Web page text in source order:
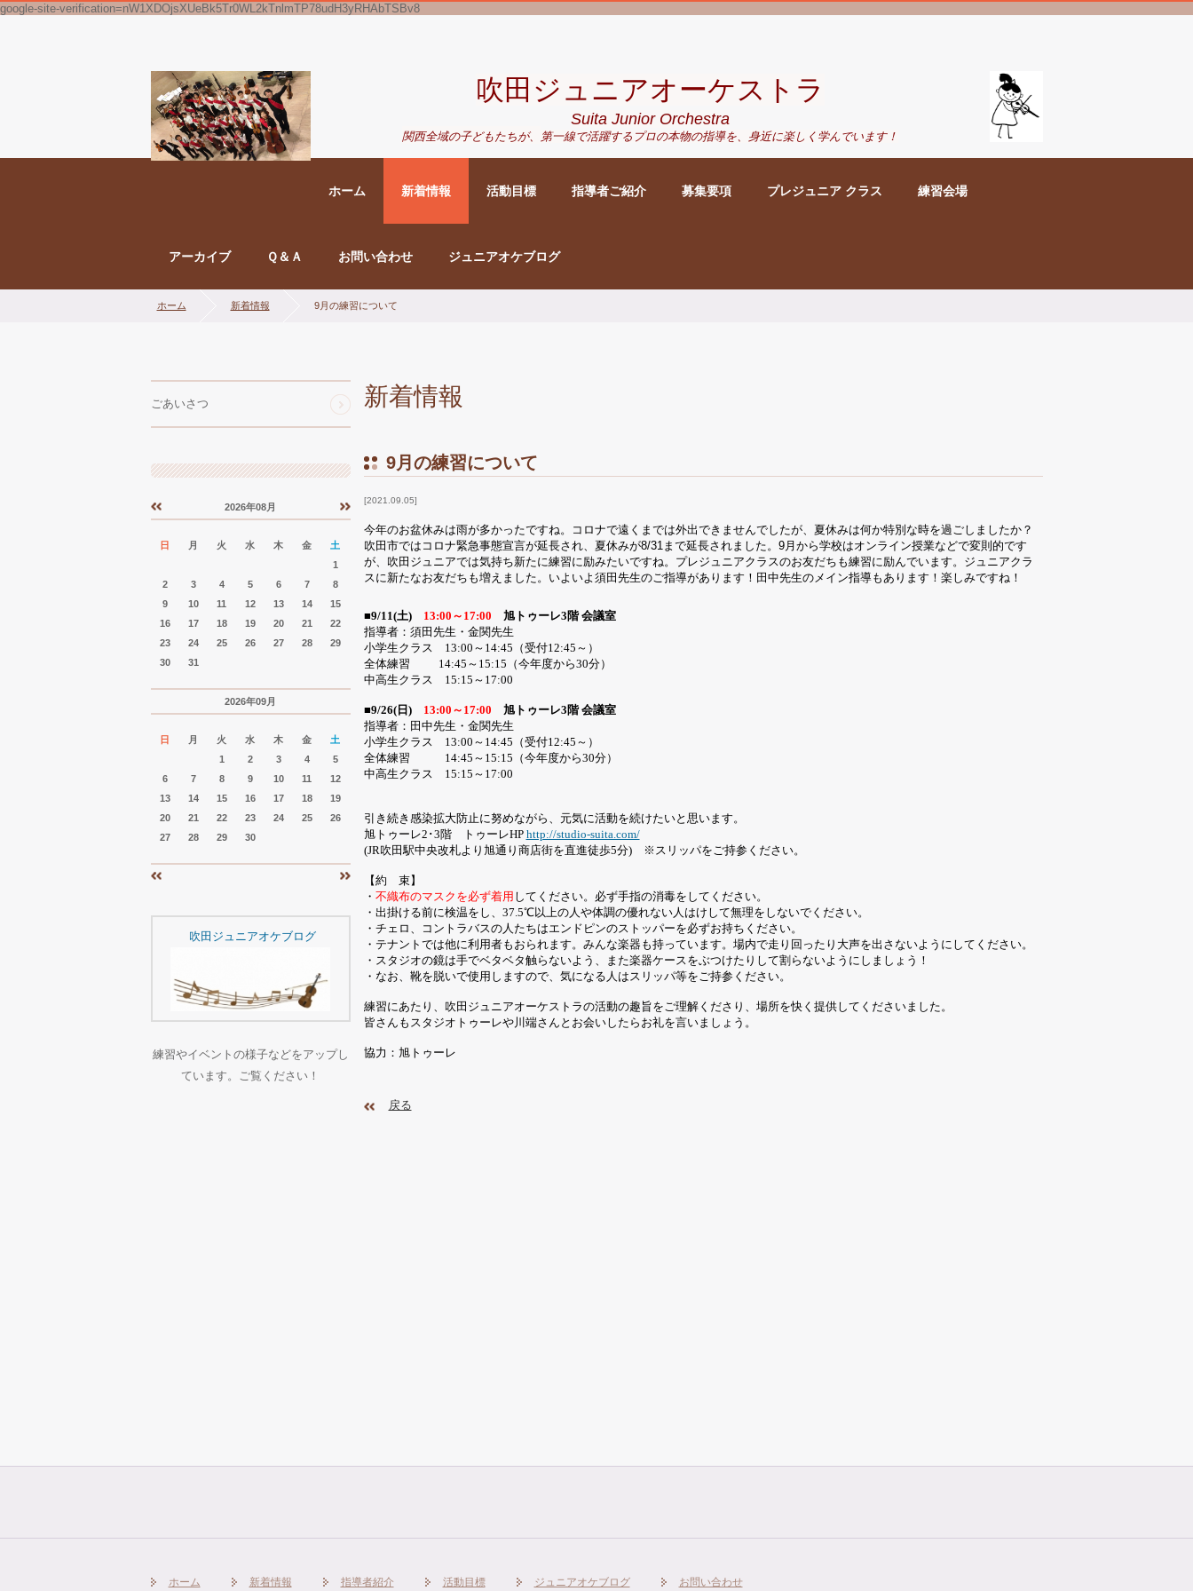
google-site-verification=nW1XDOjsXUeBk5Tr0WL2kTnlmTP78udH3yRHAbTSBv8
吹田ジュニアオーケストラ
Suita Junior Orchestra
関西全域の子どもたちが、 第一線で活躍するプロの本物の指導を、身近に楽しく学んでいます！
ホーム 新着情報 活動目標 指導者ご紹介 募集要項 プレジュニア クラス 練習会場
アーカイブ Ｑ＆Ａ お問い合わせ ジュニアオケブログ
ホーム 新着情報 9月の練習について
新着情報
2021.09.05
9月の練習について
今年のお盆休みは雨が多かったですね。コロナで遠くまでは外出できませんでしたが、夏休みは何か特別な時を過ごしましたか？
吹田市ではコロナ緊急事態宣言が延長され、夏休みが8/31まで延長されました。9月から学校はオンライン授業などで変則的です
が、吹田ジュニアでは気持ち新たに練習に励みたいですね。プレジュニアクラスのお友だちも練習に励んでいます。ジュニアクラ
スに新たなお友だちも増えました。いよいよ須田先生のご指導があります！田中先生のメイン指導もあります！楽しみですね！
■9/11(土) 13:00 ～ 17:00 旭トゥーレ3 階 会議室
指導者：須田先生・金関先生
小学生クラス 13:00 ～ 14:45 （受付12:45 ～）
全体練習 14:45 ～ 15:15 （今年度から30分）
中高生クラス 15:15 ～ 17:00
■9/26(日 ) 13:00 ～ 17:00 旭トゥーレ3 階 会議室
指導者：田中先生・金関先生
小学生クラス 13:00 ～ 14:45 （受付12:45 ～）
全体練習 14:45 ～ 15:15 （今年度から30分）
中高生クラス 15:15 ～ 17:00
引き続き感染拡大防止に努めながら、元気に活動を続けたいと思います。
旭トゥーレ2 ･3階 トゥーレHP http://studio-suita.com/
(JR吹田駅中央改札より旭通り商店街を直進徒歩5分)※スリッパをご持参ください。
【約 束】
・ 不織布のマスクを必ず着用 してください。必ず手指の消毒をしてください。
・出掛ける前に検温をし、 37.5℃以上の人や体調の優れない人はけして無理をしないでください。
・チェロ、コントラバスの人たちはエンドピンのストッパーを必ずお持ちください。
・テナントでは他に利用者もおられます。みんな楽器も持っています。場内で走り回ったり大声を出さないようにしてください。
・スタジオの鏡は手でベタベタ触らないよう、また楽器ケースをぶつけたりして割らないようにしましょう！
・なお、靴を脱いで使用しますので、気になる人はスリッパ等をご持参ください。
練習にあたり、吹田ジュニアオーケストラの活動の趣旨をご理解くださり、場所を快く提供してくださいました。
皆さんもスタジオトゥーレや川端さんとお会いしたらお礼を言いましょう。
協力：旭トゥーレ
戻る
ごあいさつ
« »
2026年08月
日 月 火 水 木 金
土
1
2
3 4 5 6 7
8
9
10 11 12 13 14
15
16
17 18 19 20 21
22
23
24 25 26 27 28
29
30
31
2026年09月
日 月 火 水 木 金
土
1
2 3 4
5
6
7 8 9 10 11
12
13
14 15 16 17 18
19
20
21 22 23 24 25
26
27
28 29 30
吹田ジュニアオケブログ
練習やイベントの様子などをアップし
ています。ご覧ください！
ホーム 新着情報 指導者紹介 活動目標 ジュニアオケブログ お問い合わせ